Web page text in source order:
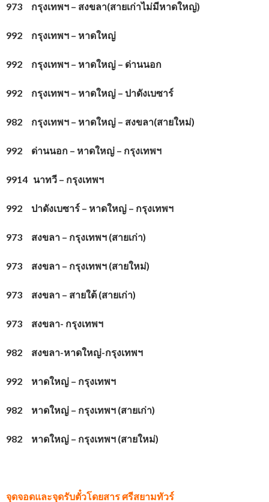
973 กรุงเทพฯ – สงขลา(สายเก่าไม่มีหาดใหญ่)
992 กรุงเทพฯ – หาดใหญ่
992 กรุงเทพฯ – หาดใหญ่ – ด่านนอก
992 กรุงเทพฯ – หาดใหญ่ – ปาดังเบซาร์
982 กรุงเทพฯ – หาดใหญ่ – สงขลา(สายใหม่)
992 ด่านนอก – หาดใหญ่ – กรุงเทพฯ
9914 นาทวี – กรุงเทพฯ
992 ปาดังเบซาร์ – หาดใหญ่ – กรุงเทพฯ
973 สงขลา – กรุงเทพฯ (สายเก่า)
973 สงขลา – กรุงเทพฯ (สายใหม่)
973 สงขลา – สายใต้ (สายเก่า)
973 สงขลา- กรุงเทพฯ
982 สงขลา-หาดใหญ่-กรุงเทพฯ
992 หาดใหญ่ – กรุงเทพฯ
982 หาดใหญ่ – กรุงเทพฯ (สายเก่า)
982 หาดใหญ่ – กรุงเทพฯ (สายใหม่)
จุดจอดและจุดรับตั๋วโดยสารศรีสยามทัวร์